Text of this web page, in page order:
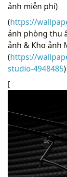
ảnh miễn phí)
(https://
ảnh phòng thu
ảnh & Kho ảnh
(https://
studio-4948485)
[